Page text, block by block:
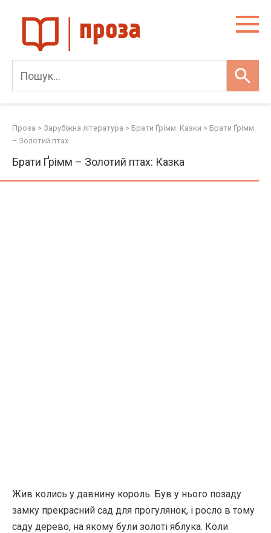
content
Проза > Зарубіжна література > Брати Ґрімм: Казки > Брати Ґрімм
– Золотий птах
Брати Ґрімм – Золотий птах: Казка
Жив колись у давнину король. Був у нього позаду
замку прекрасний сад для прогулянок, і росло в тому
саду дерево, на якому були золоті яблука. Коли